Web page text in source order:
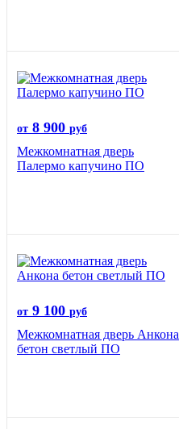
от 8 900 руб
Межкомнатная дверь
Палермо капучино ПО
от 9 100 руб
Межкомнатная дверь Анкона
бетон светлый ПО